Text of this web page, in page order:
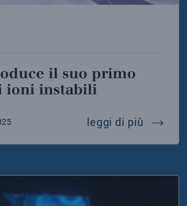
ioni instabili
leggi di più spes